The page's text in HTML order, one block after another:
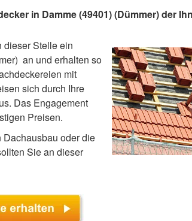
in Damme (49401) (Dümmer) der
dieser Stelle ein
an und erhalten so
mit
sich durch Ihre
Das Engagement
Preisen.
oder die
Sie an dieser